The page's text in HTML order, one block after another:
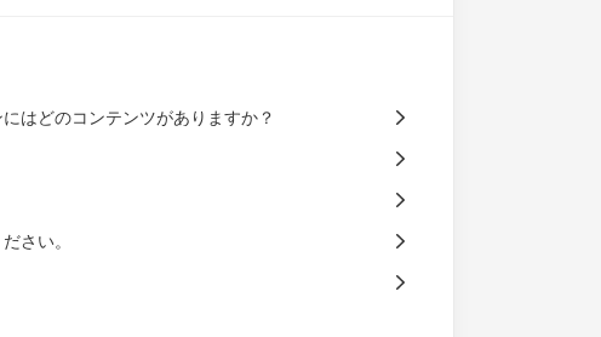
はどのコンテンツがありますか？
さい。